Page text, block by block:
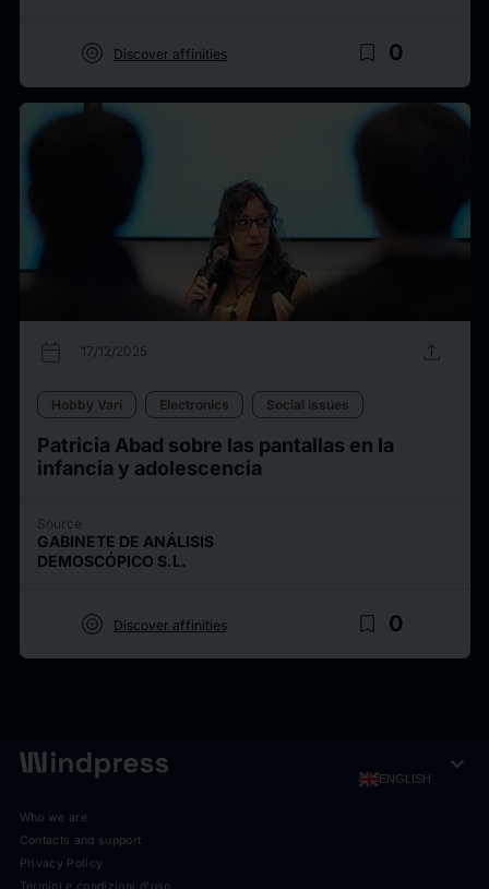
target Discover affinities bookmark_border 0
calendar_today 17/12/2025 upload
Hobby Vari Electronics Social issues
Patricia Abad sobre las pantallas en la
infancia y adolescencia
Source
GABINETE DE ANÁLISIS
DEMOSCÓPICO S.L.
target Discover affinities bookmark_border 0
ENGLISH expand_more
Who we are
Contacts and support
Privacy Policy
Termini e condizioni d'uso